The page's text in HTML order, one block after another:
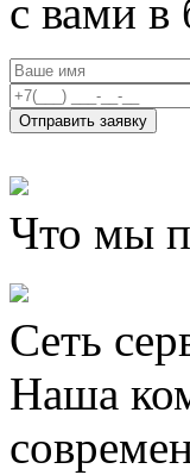
с вами
Что мы
Сеть
Наша